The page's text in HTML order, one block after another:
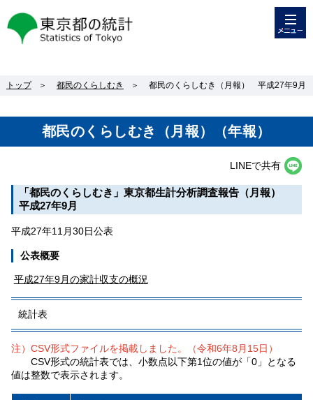
東京都の統計
トップ ＞ 都民のくらしむき ＞ 都民のくらしむき（月報） 平成27年9月
都民のくらしむき（月報）（年報）
LINEで共有
「都民のくらしむき」東京都生計分析調査報告（月報）
平成27年9月
平成27年11月30日公表
公表概要
平成27年9月の家計収支の概況
統計表
注）CSV形式ファイルを掲載しました。（令和6年8月15日）
CSV形式の統計表では、小数点以下第1位の値が「0」となる
値は整数で表示されます。